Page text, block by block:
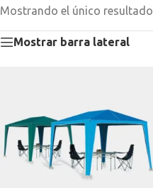
Mostrando el único resultado
Mostrar barra lateral